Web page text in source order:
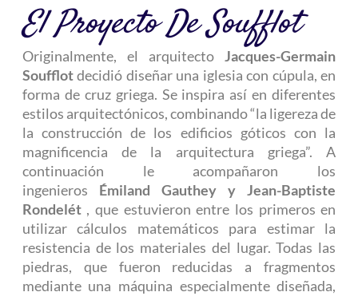
El Proyecto De Soufflot
Originalmente, el arquitectoJacques-Germain
Soufflotdecidió diseñar una iglesia con cúpula, en
forma de cruz griega. Se inspira así en diferentes
estilos arquitectónicos, combinando “la ligereza de
la construcción de los edificios góticos con la
magnificencia de la arquitectura griega”. A
continuación le acompañaron los
ingenieros Émiland Gauthey y Jean-Baptiste
Rondelét, que estuvieron entre los primeros en
utilizar cálculos matemáticos para estimar la
resistencia de los materiales del lugar. Todas las
piedras, que fueron reducidas a fragmentos
mediante una máquina especialmente diseñada,